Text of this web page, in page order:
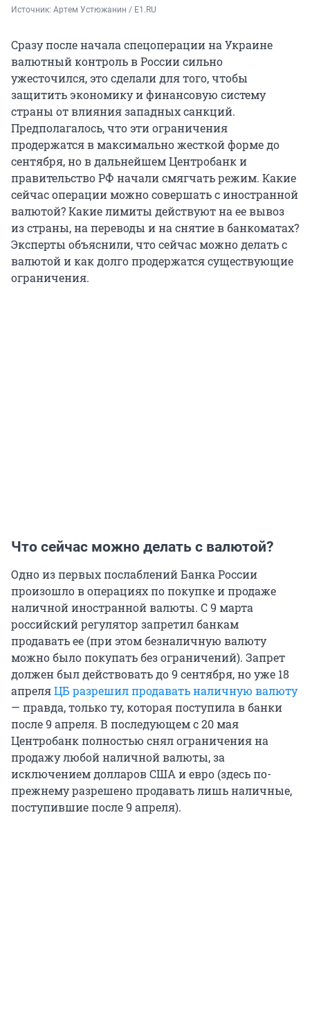
Источник: Артем Устюжанин / E1.RU
Сразу после начала спецоперации на Украине
валютный контроль в России сильно
ужесточился, это сделали для того, чтобы
защитить экономику и финансовую систему
страны от влияния западных санкций.
Предполагалось, что эти ограничения
продержатся в максимально жесткой форме до
сентября, но в дальнейшем Центробанк и
правительство РФ начали смягчать режим. Какие
сейчас операции можно совершать с иностранной
валютой? Какие лимиты действуют на ее вывоз
из страны, на переводы и на снятие в банкоматах?
Эксперты объяснили, что сейчас можно делать с
валютой и как долго продержатся существующие
ограничения.
Что сейчас можно делать с валютой?
Одно из первых послаблений Банка России
произошло в операциях по покупке и продаже
наличной иностранной валюты. С 9 марта
российский регулятор запретил банкам
продавать ее (при этом безналичную валюту
можно было покупать без ограничений). Запрет
должен был действовать до 9 сентября, но уже 18
апреляЦБ разрешил продавать наличную валюту
— правда, только ту, которая поступила в банки
после 9 апреля. В последующем с 20 мая
Центробанк полностью снял ограничения на
продажу любой наличной валюты, за
исключением долларов США и евро (здесь по-
прежнему разрешено продавать лишь наличные,
поступившие после 9 апреля).